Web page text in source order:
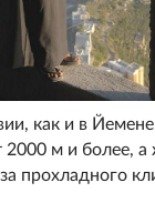
как и в
2000 м и более, а
прохладного